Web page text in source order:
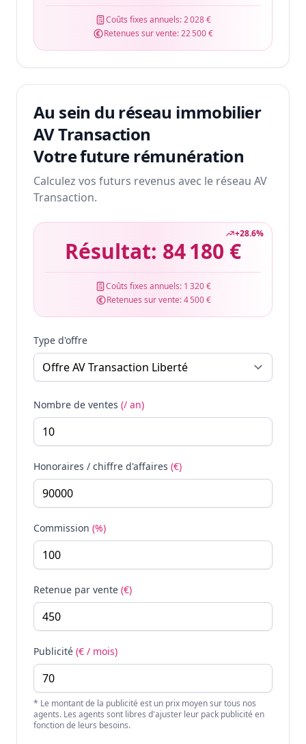
Coûts fixes annuels:2 028 €
Retenues sur vente:22 500 €
Au sein du réseau immobilier
AV Transaction
Votre future rémunération
Calculez vos futurs revenus avec le réseau AV
Transaction.
+28.6%
Résultat: 84 180 €
Coûts fixes annuels: 1 320 €
Retenues sur vente:4 500 €
Type d'offre
Nombre de ventes (/ an)
Honoraires / chiffre d'affaires (€)
Commission (%)
Retenue par vente (€)
Publicité (€ / mois)
* Le montant de la publicité est un prix moyen sur tous nos
agents. Les agents sont libres d'ajuster leur pack publicité en
fonction de leurs besoins.